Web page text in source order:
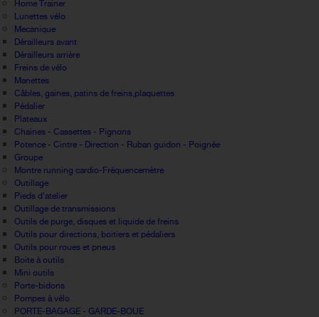
Home Trainer
Lunettes vélo
Mecanique
Dérailleurs avant
Dérailleurs arrière
Freins de vélo
Manettes
Câbles, gaines, patins de freins,plaquettes
Pédalier
Plateaux
Chaines - Cassettes - Pignons
Potence - Cintre - Direction - Ruban guidon - Poignée
Groupe
Montre running cardio-Fréquencemètre
Outillage
Pieds d'atelier
Outillage de transmissions
Outils de purge, disques et liquide de freins
Outils pour directions, boitiers et pédaliers
Outils pour roues et pneus
Boite à outils
Mini outils
Porte-bidons
Pompes à vélo
PORTE-BAGAGE - GARDE-BOUE